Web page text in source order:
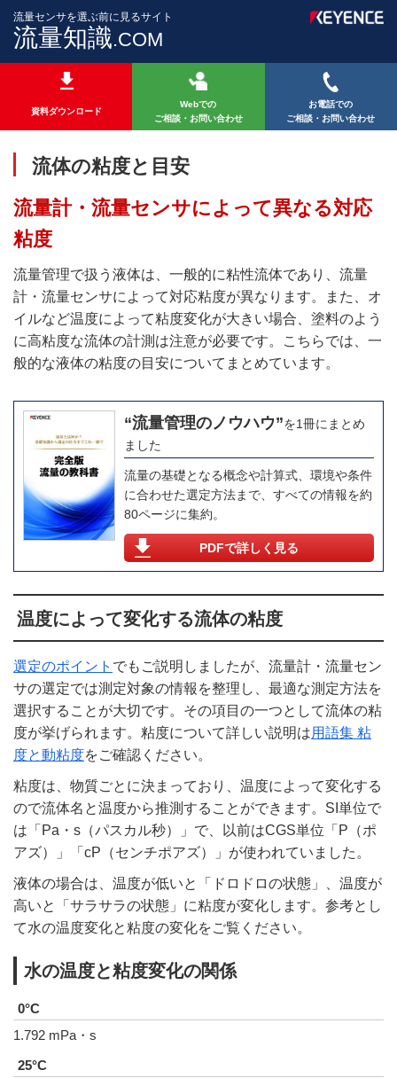
流量センサを選ぶ前に見るサイト
流量知識.COM
資料ダウンロード
Webでの
ご相談・お問い合わせ
お電話での
ご相談・お問い合わせ
流体の粘度と目安
流量計・流量センサによって異なる対応
粘度
流量管理で扱う液体は、一般的に粘性流体であり、流量
計・流量センサによって対応粘度が異なります。また、オ
イルなど温度によって粘度変化が大きい場合、塗料のよう
に高粘度な流体の計測は注意が必要です。こちらでは、一
般的な液体の粘度の目安についてまとめています。
“流量管理のノウハウ”を1冊にまとめ
ました
流量の基礎となる概念や計算式、環境や条件
に合わせた選定方法まで、すべての情報を約
80ページに集約。
PDFで詳しく見る
温度によって変化する流体の粘度
選定のポイント でもご説明しましたが、流量計・流量セン
サの選定では測定対象の情報を整理し、最適な測定方法を
選択することが大切です。その項目の一つとして流体の粘
度が挙げられます。粘度について詳しい説明は用語集 粘
度と動粘度をご確認ください。
粘度は、物質ごとに決まっており、温度によって変化する
ので流体名と温度から推測することができます。SI単位で
は「Pa・s（パスカル秒）」で、以前はCGS単位「P（ポ
アズ）」「cP（センチポアズ）」が使われていました。
液体の場合は、温度が低いと「ドロドロの状態」、温度が
高いと「サラサラの状態」に粘度が変化します。参考とし
て水の温度変化と粘度の変化をご覧ください。
水の温度と粘度変化の関係
1.792 mPa・s